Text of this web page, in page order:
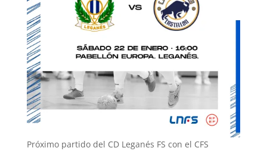
Próximo partido del CD Leganés FS con el CFS